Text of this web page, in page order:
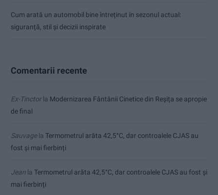
Cum arată un automobil bine întreținut în sezonul actual:
siguranță, stil și decizii inspirate
Comentarii recente
Ex-Tinctorla Modernizarea Fântânii Cinetice din Reșița se apropie
de final
Sauvagela Termometrul arăta 42,5°C, dar controalele CJAS au
fost și mai fierbinți
Jean la Termometrul arăta 42,5°C, dar controalele CJAS au fost și
mai fierbinți